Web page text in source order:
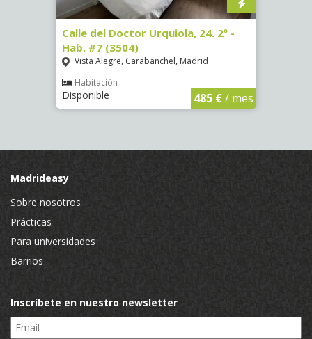
Calle del Doctor Urquiola, 24. 2º -
Hab. #7 (3504)
Vista Alegre, Carabanchel, Madrid
Habitación
Disponible 485 €/ mes
Madrideasy
Sobre nosotros
Prácticas
Para universidades
Barrios
Inscríbete en nuestro newsletter
Email